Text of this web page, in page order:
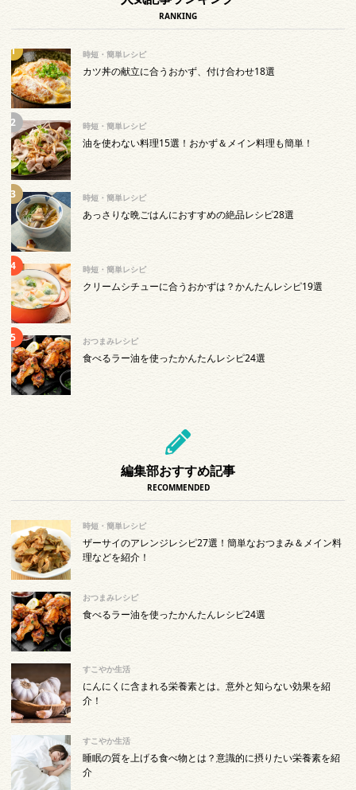
RANKING
時短・簡単レシピ
カツ丼の献立に合うおかず、付け合わせ18選
時短・簡単レシピ
油を使わない料理15選！おかず＆メイン料理も簡単！
時短・簡単レシピ
あっさりな晩ごはんにおすすめの絶品レシピ28選
時短・簡単レシピ
クリームシチューに合うおかずは？かんたんレシピ19選
おつまみレシピ
食べるラー油を使ったかんたんレシピ24選
編集部おすすめ記事
RECOMMENDED
時短・簡単レシピ
ザーサイのアレンジレシピ27選！簡単なおつまみ＆メイン料
理などを紹介！
おつまみレシピ
食べるラー油を使ったかんたんレシピ24選
すこやか生活
にんにくに含まれる栄養素とは。意外と知らない効果を紹
介！
すこやか生活
睡眠の質を上げる食べ物とは？意識的に摂りたい栄養素を紹
介